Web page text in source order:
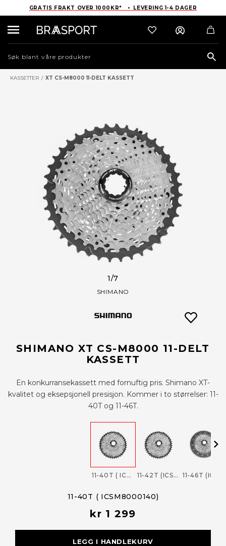
GRATIS FRAKT OVER 1000KR* • LEVERING 1-4 DAGER
KASSETTER / XT CS-M8000 11-DELT KASSETT
1/7
SHIMANO
SHIMANO XT CS-M8000 11-DELT
KASSETT
En konkurransekassett med fornuftig pris. Shimano XT-
kvalitet og eksepsjonell presisjon. Kommer i to størrelser: 11-
40T og 11-46T.
11-40T ( ICSM8000140) 11-42T (ICSM8000140)
11-40T ( ICSM8000140)
kr 1 299
LEGG I HANDLEKURV